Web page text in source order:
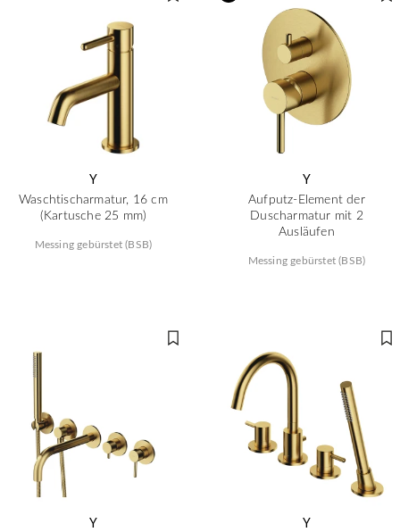
Y
Waschtischarmatur, 16 cm
(Kartusche 25 mm)
Messing gebürstet (BSB)
Y
Aufputz-Element der
Duscharmatur mit 2
Ausläufen
Messing gebürstet (BSB)
Y
Y